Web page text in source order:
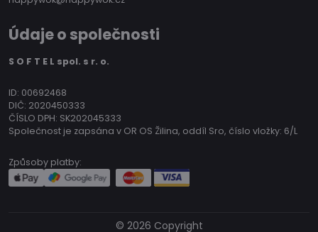
Údaje o společnosti
S O F T E L spol. s r. o.
ID: 00692468
DIČ: 2020450333
ČÍSLO DPH: SK202045333
Společnost je zapsána v OR OS Žilina, oddíl Sro, číslo vložky: 6/L
Způsoby platby:
© 2026 Copyright